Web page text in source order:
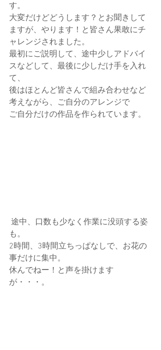
す。
大変だけどどうします？とお聞きして
ますが、やります！と皆さん果敢にチ
ャレンジされました。
最初にご説明して、途中少しアドバイ
スなどして、最後に少しだけ手を入れ
て、
後はほとんど皆さんで組み合わせなど
考えながら、ご自分のアレンジで
ご自分だけの作品を作られています。
も。
2時間、3時間立ちっぱなしで、お花の
事だけに集中。
休んでねー！と声を掛けます
が・・・。